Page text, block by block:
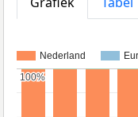
Nederland
100%
100%